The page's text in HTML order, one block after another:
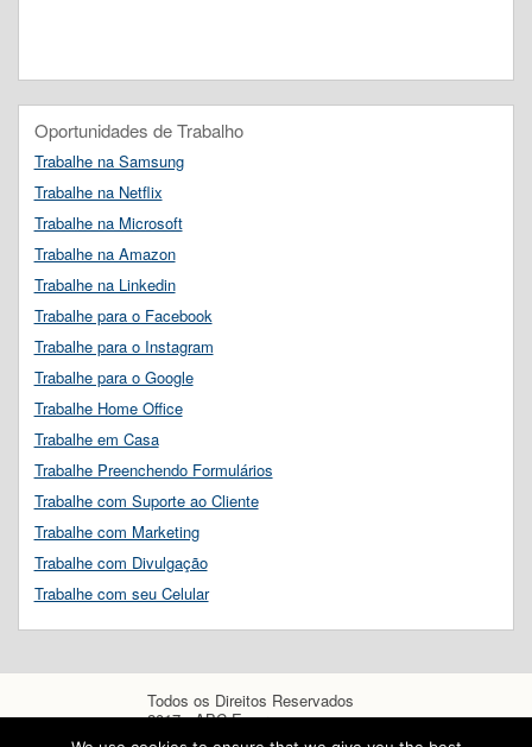
Oportunidades de Trabalho
Trabalhe na Samsung
Trabalhe na Netflix
Trabalhe na Microsoft
Trabalhe na Amazon
Trabalhe na Linkedin
Trabalhe para o Facebook
Trabalhe para o Instagram
Trabalhe para o Google
Trabalhe Home Office
Trabalhe em Casa
Trabalhe Preenchendo Formulários
Trabalhe com Suporte ao Cliente
Trabalhe com Marketing
Trabalhe com Divulgação
Trabalhe com seu Celular
Todos os Direitos Reservados
2017 - ABC Empregos